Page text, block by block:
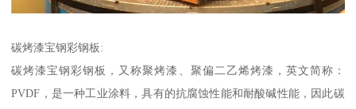
碳烤漆宝钢彩钢板:
碳烤漆宝钢彩钢板，又称聚烤漆、聚偏二乙烯烤漆，英文简称：
PVDF，是一种工业涂料，具有的抗腐蚀性能和耐酸碱性能，因此碳